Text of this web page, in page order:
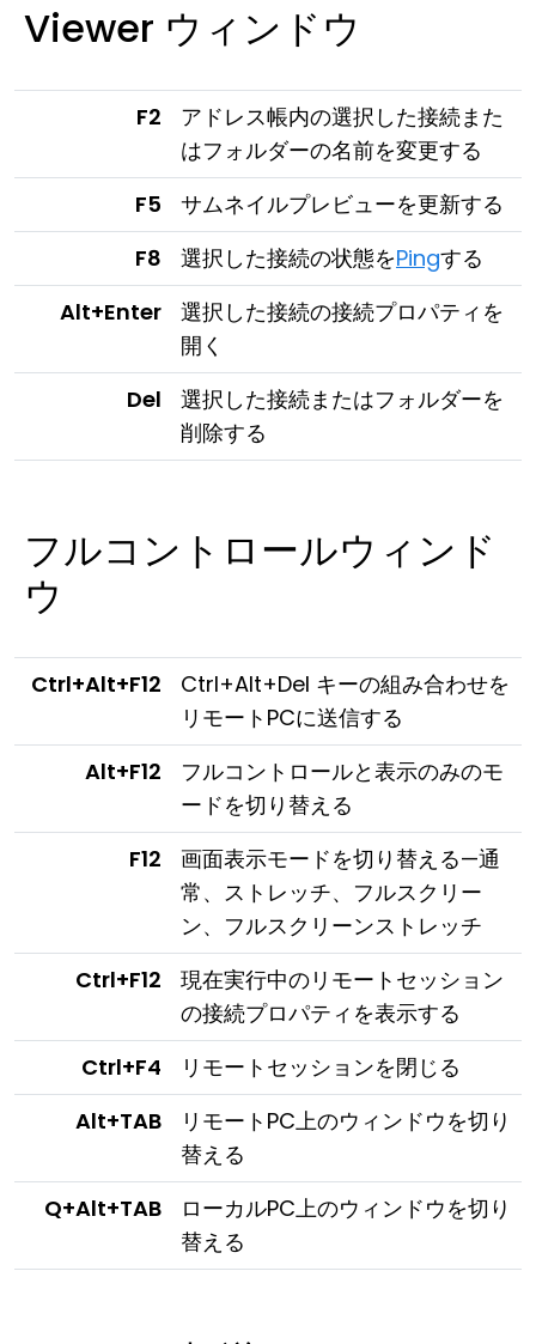
Viewer ウィンドウ
F2
アドレス帳内の選択した接続また
はフォルダーの名前を変更する
F5
サムネイルプレビューを更新する
F8
選択した接続の状態をPingする
Alt+Enter
選択した接続の接続プロパティを
開く
Del
選択した接続またはフォルダーを
削除する
フルコントロールウィンド
ウ
Ctrl+Alt+F12
Ctrl+Alt+Del キーの組み合わせを
リモートPCに送信する
Alt+F12
フルコントロールと表示のみのモ
ードを切り替える
F12
画面表示モードを切り替える—通
常、ストレッチ、フルスクリー
ン、フルスクリーンストレッチ
Ctrl+F12
現在実行中のリモートセッション
の接続プロパティを表示する
Ctrl+F4
リモートセッションを閉じる
Alt+TAB
リモートPC上のウィンドウを切り
替える
Q+Alt+TAB
ローカルPC上のウィンドウを切り
替える